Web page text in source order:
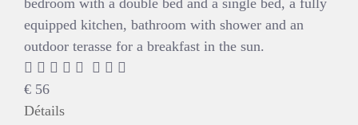
equipped kitchen, bathroom with shower and an
outdoor terasse for a breakfast in the sun.
€ 56
Détails